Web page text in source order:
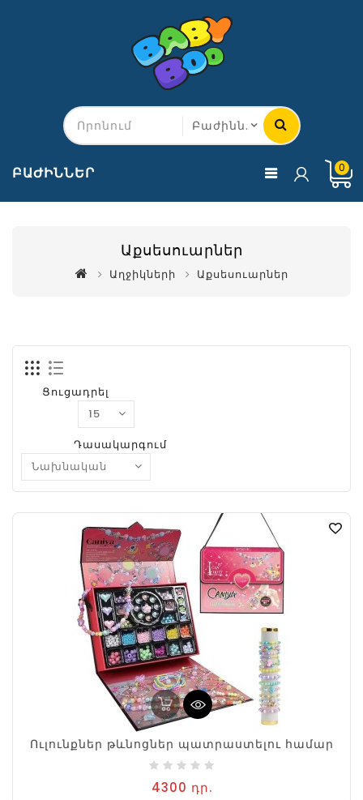
ԲԱԺԻՆՆԵՐ 0
Աքսեսուարներ
Աղջիկների Աքսեսուարներ
Ցուցադրել
Դասակարգում
Ուլունքներ թևնոցներ պատրաստելու համար
4300 դր.